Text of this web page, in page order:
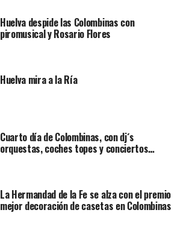
Huelva despide las Colombinas con
piromusical y Rosario Flores
Huelva mira a la Ría
Cuarto día de Colombinas, con dj´s
orquestas, coches topes y conciertos…
La Hermandad de la Fe se alza con el premio
mejor decoración de casetas en Colombinas